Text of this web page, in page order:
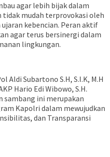
agar lebih bijak dalam
tidak mudah terprovokasi oleh
kebencian. Peran aktif
agar terus bersinergi dalam
lingkungan.
Aldi Subartono S.H, S.I.K, M.H
Hario Edi Wibowo, S.H.
sambang ini merupakan
Kapolri dalam mewujudkan
dan Transparansi